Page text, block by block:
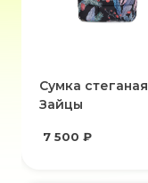
Сумка стеганая
Зайцы
7 500 ₽